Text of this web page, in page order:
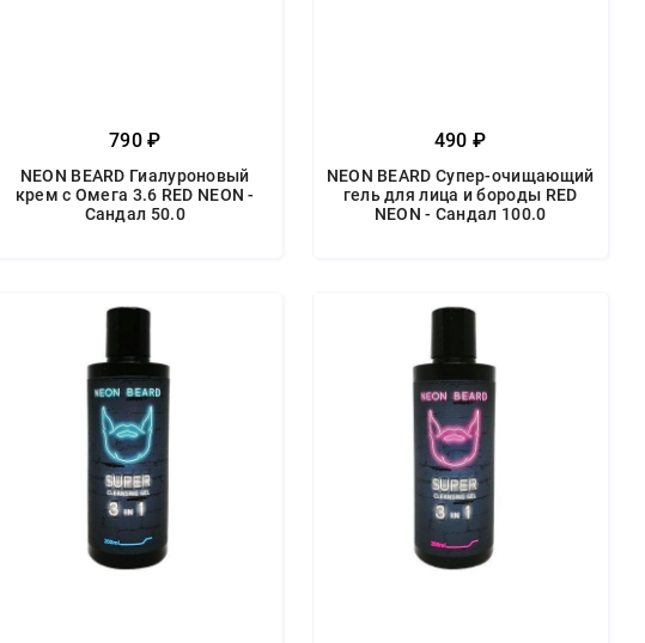
790 ₽
NEON BEARD Гиалуроновый
крем с Омега 3.6 RED NEON -
Сандал 50.0
490 ₽
NEON BEARD Супер-очищающий
гель для лица и бороды RED
NEON - Сандал 100.0